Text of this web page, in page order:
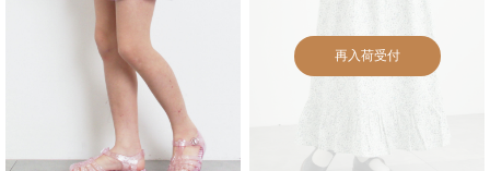
再入荷受付